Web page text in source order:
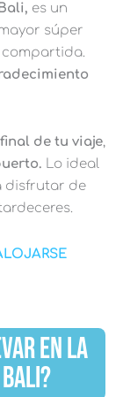
es un
súper
compartida.
de tu viaje,
Lo ideal
disfrutar de
EN LA